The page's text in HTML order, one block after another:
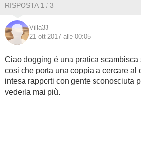
GUIDE
FORUM
RISPOSTA 1 / 3
Villa33
21 ott 2017 alle 00:05
Ciao dogging é una pratica scambisca
cosi che porta una coppia a cercare al
intesa rapporti con gente sconosciuta
vederla mai più.